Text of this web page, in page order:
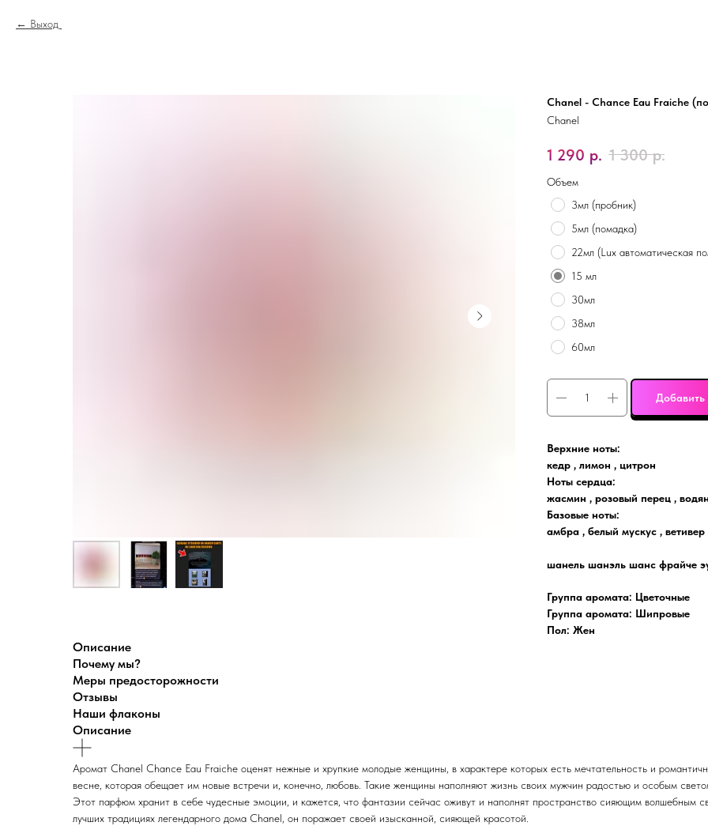
Выход
Chanel - Chance Eau Fraiche
Chanel
1 290 р. 1 300 р.
Объем
3мл (пробник)
5мл (помадка)
22мл (Lux автоматическая
15 мл
30мл
38мл
60мл
Добавить
Верхние ноты:
кедр , лимон , цитрон
Ноты сердца:
жасмин , розовый перец ,
Базовые ноты:
амбра , белый мускус ,
шанель шанэль шанс фрайче
Группа аромата: Цветочные
Группа аромата: Шипровые
Пол: Жен
Описание
Почему мы?
Меры предосторожности
Отзывы
Наши флаконы
Описание
Аромат Chanel Chance Eau Fraiche оценят нежные и хрупкие молодые женщины, в характере которых есть мечтательность и
весне, которая обещает им новые встречи и, конечно, любовь. Такие женщины наполняют жизнь своих мужчин радостью и особым
Этот парфюм хранит в себе чудесные эмоции, и кажется, что фантазии сейчас оживут и наполнят пространство сияющим волшебным
лучших традициях легендарного дома Chanel, он поражает своей изысканной, сияющей красотой.